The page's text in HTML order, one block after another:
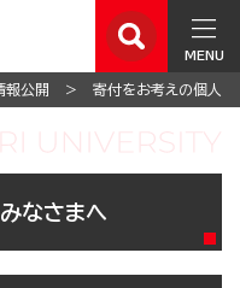
MENU
報公開 寄付をお考えの個人の
なさまへ